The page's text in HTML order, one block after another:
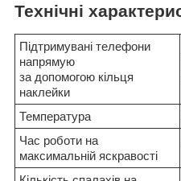
Технічні
Підтримувані телефони
напрямую
за допомогою кільця
наклейки
Температура
Час роботи на
максимальній яскравості